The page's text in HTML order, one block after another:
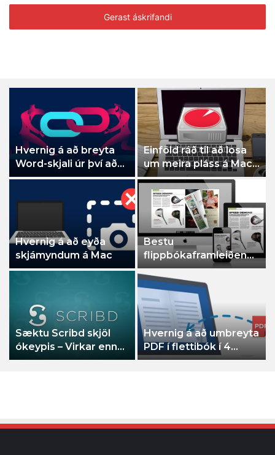
Hvernig á að breyta
Word-skjali úr því að
vera lesað í venjulegt
Einföld ráð til að losa
um meira pláss á Mac
þinn
Hvernig á að eyða
skjámyndum á Mac
Bestu
fyrir faglega og
persónulega notkun
Sæktu Scribd skjöl
ókeypis – Virkar enn
árið 2022!
Hvernig á að umbreyta
PDF í flettibók í 4
einföldum skrefum